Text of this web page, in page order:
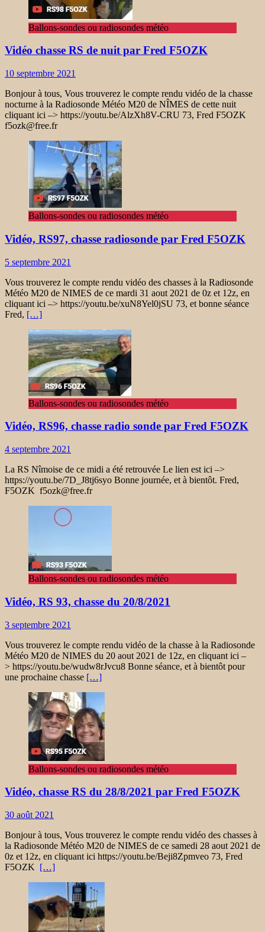
Ballons-sondes ou radiosondes météo
Vidéo chasse RS de nuit par Fred F5OZK
10 septembre 2021
Bonjour à tous, Vous trouverez le compte rendu vidéo de la chasse
nocturne à la Radiosonde Météo M20 de NÎMES de cette nuit
cliquant ici –> https://youtu.be/AlzXh8V-CRU 73, Fred F5OZK
f5ozk@free.fr
Ballons-sondes ou radiosondes météo
Vidéo, RS97, chasse radiosonde par Fred F5OZK
5 septembre 2021
Vous trouverez le compte rendu vidéo des chasses à la Radiosonde
Météo M20 de NIMES de ce mardi 31 aout 2021 de 0z et 12z, en
cliquant ici –> https://youtu.be/xuN8Yel0jSU 73, et bonne séance
Fred, […]
Ballons-sondes ou radiosondes météo
Vidéo, RS96, chasse radio sonde par Fred F5OZK
4 septembre 2021
La RS Nîmoise de ce midi a été retrouvée Le lien est ici –>
https://youtu.be/7D_J8tj6syo Bonne journée, et à bientôt. Fred,
F5OZK f5ozk@free.fr
Ballons-sondes ou radiosondes météo
Vidéo, RS 93, chasse du 20/8/2021
3 septembre 2021
Vous trouverez le compte rendu vidéo de la chasse à la Radiosonde
Météo M20 de NIMES du 20 aout 2021 de 12z, en cliquant ici –
> https://youtu.be/wudw8rJvcu8 Bonne séance, et à bientôt pour
une prochaine chasse […]
Ballons-sondes ou radiosondes météo
Vidéo, chasse RS du 28/8/2021 par Fred F5OZK
30 août 2021
Bonjour à tous, Vous trouverez le compte rendu vidéo des chasses à
la Radiosonde Météo M20 de NIMES de ce samedi 28 aout 2021 de
0z et 12z, en cliquant ici https://youtu.be/Beji8Zpmveo 73, Fred
F5OZK […]